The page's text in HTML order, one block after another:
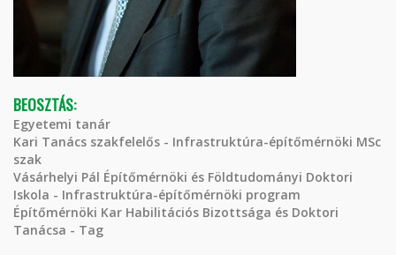
BEOSZTÁS:
Egyetemi tanár
Kari Tanács szakfelelős - Infrastruktúra-építőmérnöki MSc
szak
Vásárhelyi Pál Építőmérnöki és Földtudományi Doktori
Iskola - Infrastruktúra-építőmérnöki program
Építőmérnöki Kar Habilitációs Bizottsága és Doktori
Tanácsa - Tag